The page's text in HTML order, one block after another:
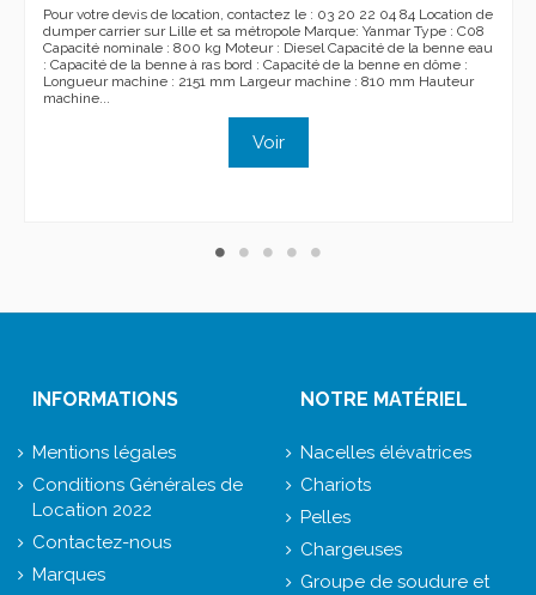
Pour votre devis de location, contactez le : 03 20 22 04 84 Location de
dumper carrier sur Lille et sa métropole Marque: Yanmar Type : C08
Capacité nominale : 800 kg Moteur : Diesel Capacité de la benne eau
: Capacité de la benne à ras bord : Capacité de la benne en dôme :
Longueur machine : 2151 mm Largeur machine : 810 mm Hauteur
machine...
Voir
INFORMATIONS
Mentions légales
Conditions Générales de
Location 2022
Contactez-nous
Marques
NOTRE MATÉRIEL
Nacelles élévatrices
Chariots
Pelles
Chargeuses
Groupe de soudure et